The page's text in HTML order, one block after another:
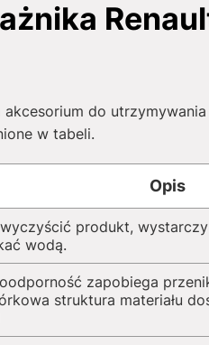
do
w tabeli.
Opis
produkt,
wodą.
zapobiega
struktura materiału